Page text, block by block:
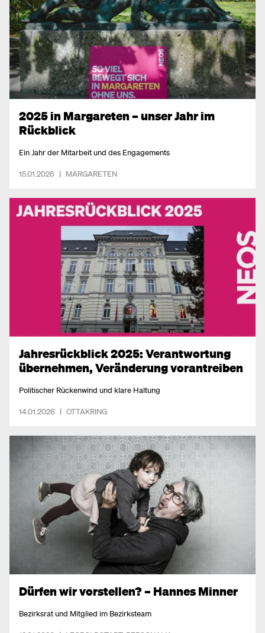
2025 in Margareten – unser Jahr im
Rückblick
Ein Jahr der Mitarbeit und des Engagements
15.01.2026 | MARGARETEN
Jahresrückblick 2025: Verantwortung
übernehmen, Veränderung vorantreiben
Politischer Rückenwind und klare Haltung
14.01.2026 | OTTAKRING
Dürfen wir vorstellen? – Hannes Minner
Bezirksrat und Mitglied im Bezirksteam